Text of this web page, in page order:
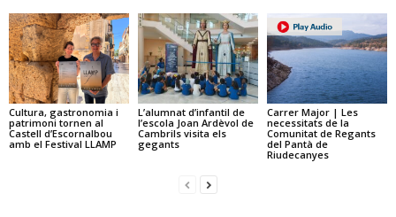
Cultura, gastronomia i
patrimoni tornen al
Castell d’Escornalbou
amb el Festival LLAMP
L’alumnat d’infantil de
l’escola Joan Ardèvol de
Cambrils visita els
gegants
Carrer Major | Les
necessitats de la
Comunitat de Regants
del Pantà de
Riudecanyes